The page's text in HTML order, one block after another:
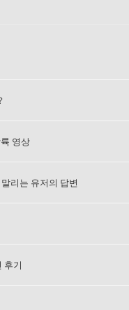
영상
리는 유저의 답변
후기